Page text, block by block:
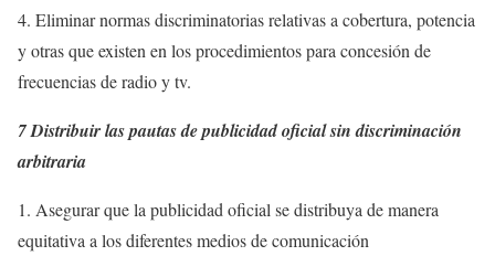
4. Eliminar normas discriminatorias relativas a cobertura, potencia
y otras que existen en los procedimientos para concesión de
frecuencias de radio y tv.
7 Distribuir las pautas de publicidad oficial sin discriminación
arbitraria
1. Asegurar que la publicidad oficial se distribuya de manera
equitativa a los diferentes medios de comunicación